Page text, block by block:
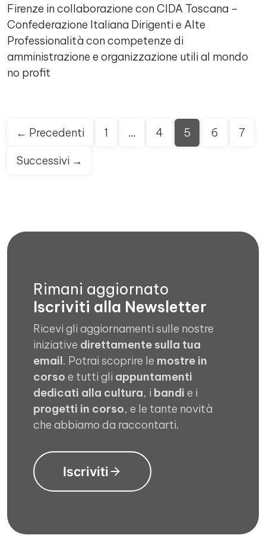
Firenze in collaborazione con CIDA Toscana –
Confederazione Italiana Dirigenti e Alte
Professionalità con competenze di
amministrazione e organizzazione utili al mondo
no profit
Paginazione
articoli
← Precedenti 1 … 4 5 6 7
Successivi →
Rimani aggiornato
Iscriviti alla Newsletter
Ricevi gli aggiornamenti sulle nostre
iniziative direttamente sulla tua
email. Potrai scoprire le mostre in
corso e tutti gli appuntamenti
dedicati alla cultura, i bandi e i
progetti in corso, e le tante novità
che abbiamo da raccontarti.
Iscriviti